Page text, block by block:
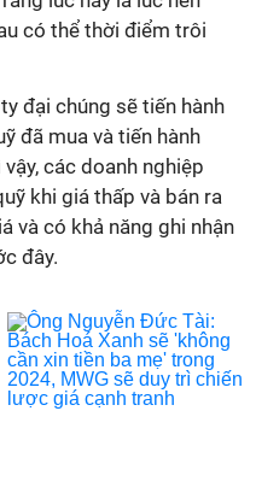
có thể thời điểm trôi
đại chúng sẽ tiến hành
đã mua và tiến hành
các doanh nghiệp
khi giá thấp và bán ra
và có khả năng ghi nhận
đây.